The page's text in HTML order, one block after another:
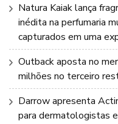
Natura Kaiak lança
inédita na perfumaria
capturados em uma
Outback aposta no
milhões no terceiro
Darrow apresenta
para dermatologistas